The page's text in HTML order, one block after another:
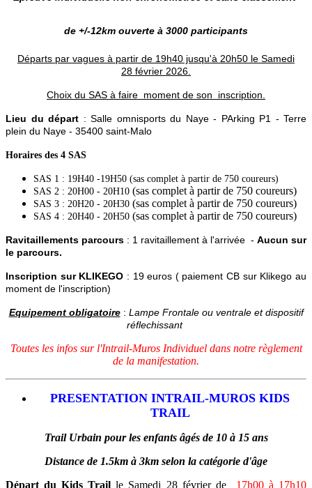
de +/-12km ouverte à 3000 participants
Départs par vagues à partir de 19h40 jusqu'à 20h50 le Samedi
28 février 2026.
Choix du SAS à faire moment de son inscription.
Lieu du départ : Salle omnisports du Naye - PArking P1 - Terre
plein du Naye - 35400 saint-Malo
Horaires des 4 SAS
SAS 1 : 19H40 -19H50 (sas complet à partir de 750 coureurs)
SAS 2 : 20H00 - 20H10 (sas complet à partir de 750 coureurs)
SAS 3 : 20H20 - 20H30 (sas complet à partir de 750 coureurs)
SAS 4 : 20H40 - 20H50 (sas complet à partir de 750 coureurs)
Ravitaillements parcours : 1 ravitaillement à l'arrivée - Aucun sur
le parcours.
Inscription sur KLIKEGO : 19 euros ( paiement CB sur Klikego au
moment de l'inscription)
Equipement obligatoire : Lampe Frontale ou ventrale et dispositif
réflechissant
Toutes les infos sur l'Intrail-Muros Individuel dans notre règlement
de la manifestation.
PRESENTATION INTRAIL-MUROS KIDS
TRAIL
Trail Urbain pour les enfants âgés de 10 à 15 ans
Distance de 1.5km à 3km selon la catégorie d'âge
Départ du Kids Trail le Samedi 28 février de 17h00 à 17h10